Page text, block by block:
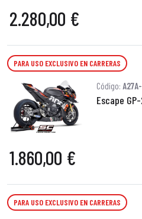
2.280,00 €
PARA USO EXCLUSIVO EN CARRERAS
Código:
Escape
1.860,00 €
PARA USO EXCLUSIVO EN CARRERAS